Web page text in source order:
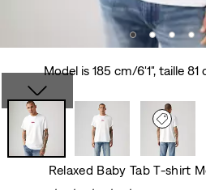
Model is 185 cm/6'1", taille
Relaxed Baby Tab T-shirt